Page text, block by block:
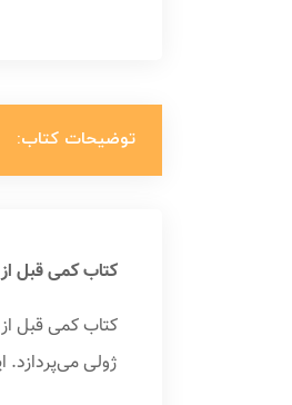
توضیحات کتاب:
کتاب کمی قبل
ژولی